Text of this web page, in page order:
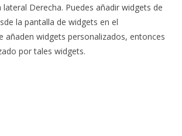
Derecha. Puedes añadir widgets de
la pantalla de widgets en el
añaden widgets personalizados, entonces
por tales widgets.